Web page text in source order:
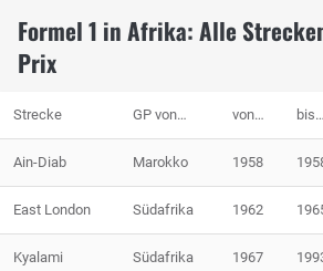
Formel 1 in Afrika: Alle
Prix
Strecke GP von… von… bis…
Ain-Diab Marokko 1958
East London Südafrika 1962
Kyalami Südafrika 1967